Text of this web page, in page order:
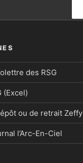
des RSG
(Excel)
ou de retrait Zeffy
l’Arc-En-Ciel